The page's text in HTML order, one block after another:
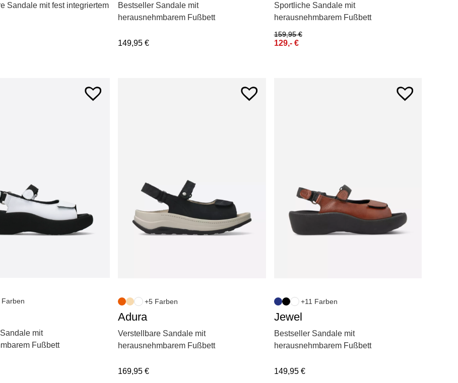
Sandale mit fest integriertem
Bestseller Sandale mit
herausnehmbarem Fußbett
149,95€
Sportliche Sandale mit
herausnehmbarem Fußbett
159,95€
129,- €
Farben
mit
Fußbett
+5 Farben
Adura
Verstellbare Sandale mit
herausnehmbarem Fußbett
169,95€
+11 Farben
Jewel
Bestseller Sandale mit
herausnehmbarem Fußbett
149,95 €